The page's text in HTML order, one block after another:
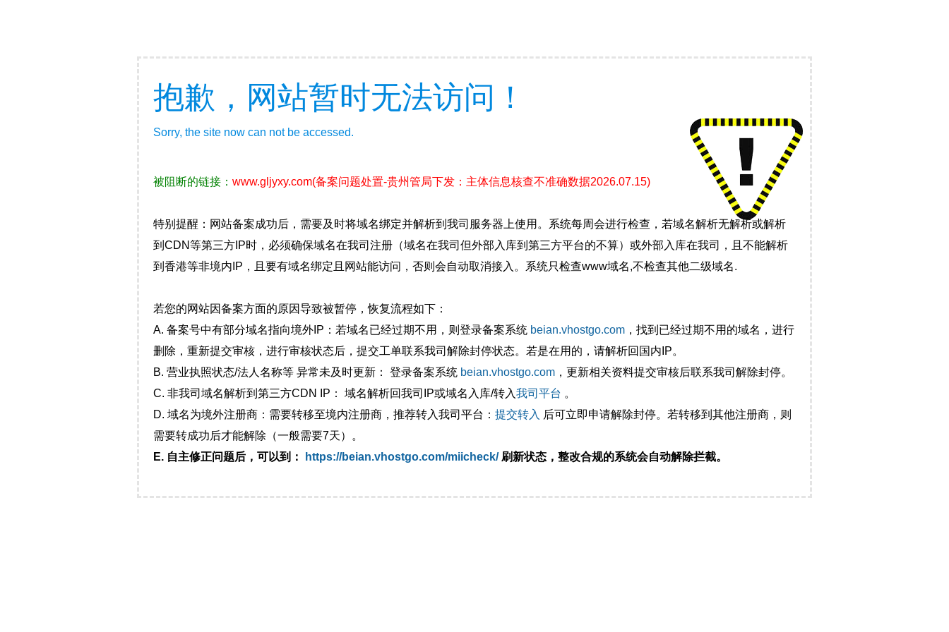
抱歉，网站暂时无法访问！
Sorry, the site now can not be accessed.
被阻断的链接： www.gljyxy.com(备案问题处置-贵州管局下发：主体信息核查不准确数据2026.07.15)
特别提醒：网站备案成功后，需要及时将域名绑定并解析到我司服务器上使用。系统每周会进行检查，若域名解析无解析或解析
到CDN等第三方IP时，必须确保域名在我司注册（域名在我司但外部入库到第三方平台的不算）或外部入库在我司，且不能解析
到香港等非境内IP，且要有域名绑定且网站能访问，否则会自动取消接入。系统只检查www域名,不检查其他二级域名.
若您的网站因备案方面的原因导致被暂停，恢复流程如下：
A. 备案号中有部分域名指向境外IP：若域名已经过期不用，则登录备案系统 beian.vhostgo.com ，找到已经过期不用的域名，进行
删除，重新提交审核，进行审核状态后，提交工单联系我司解除封停状态。若是在用的，请解析回国内IP。
B. 营业执照状态/法人名称等 异常未及时更新： 登录备案系统 beian.vhostgo.com ，更新相关资料提交审核后联系我司解除封停。
C. 非我司域名解析到第三方CDN IP： 域名解析回我司IP或域名入库/转入我司平台 。
D. 域名为境外注册商：需要转移至境内注册商，推荐转入我司平台： 提交转入 后可立即申请解除封停。若转移到其他注册商，则
需要转成功后才能解除（一般需要7天）。
E. 自主修正问题后，可以到：
https://beian.vhostgo.com/miicheck/刷新状态，整改合规的系统会自动解除拦截。